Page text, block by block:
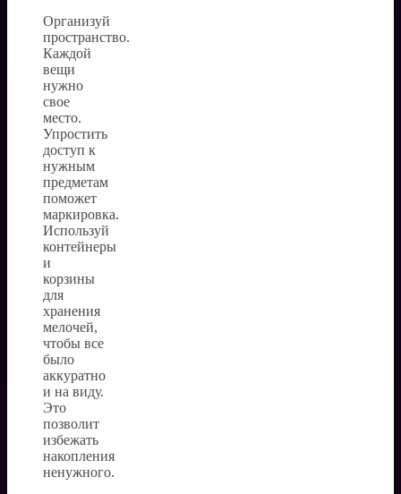
Организуй
пространство.
Каждой
вещи
нужно
свое
место.
Упростить
доступ к
нужным
предметам
поможет
маркировка.
Используй
контейнеры
и
корзины
для
хранения
мелочей,
чтобы все
было
аккуратно
и на виду.
Это
позволит
избежать
накопления
ненужного.